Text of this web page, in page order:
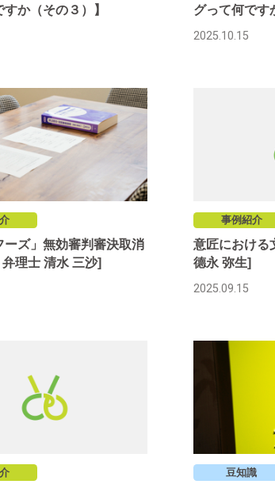
か（その３）】
グって何です
2025.10.15
ーズ」無効審判審決取消
理士 清水 三沙]
事例紹介
意匠における
德永 弥生]
2025.09.15
豆知識